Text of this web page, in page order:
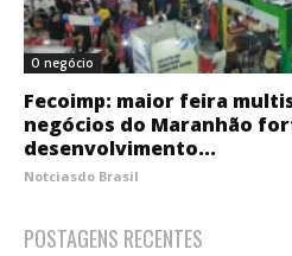
O negócio
Fecoimp: maior feira
negócios do Maranhão
desenvolvimento...
Notciasdo Brasil
POSTAGENS RECENTES